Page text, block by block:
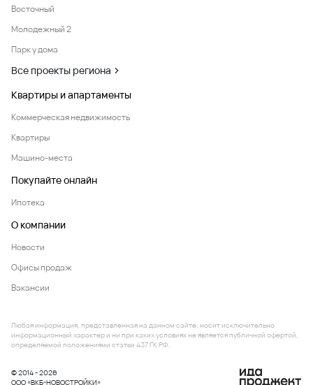
Восточный
Молодежный 2
Парк у дома
Все проекты региона
Квартиры и апартаменты
Коммерческая недвижимость
Квартиры
Машино-места
Покупайте онлайн
Ипотека
О компании
Новости
Офисы продаж
Вакансии
© 2014 - 2026
ООО «ВКБ-НОВОСТРОЙКИ»
Любая информация, представленная на данном сайте, носит исключительно
информационный характер и ни при каких условиях не является публичной офертой,
определяемой положениями статьи 437 ГК РФ.